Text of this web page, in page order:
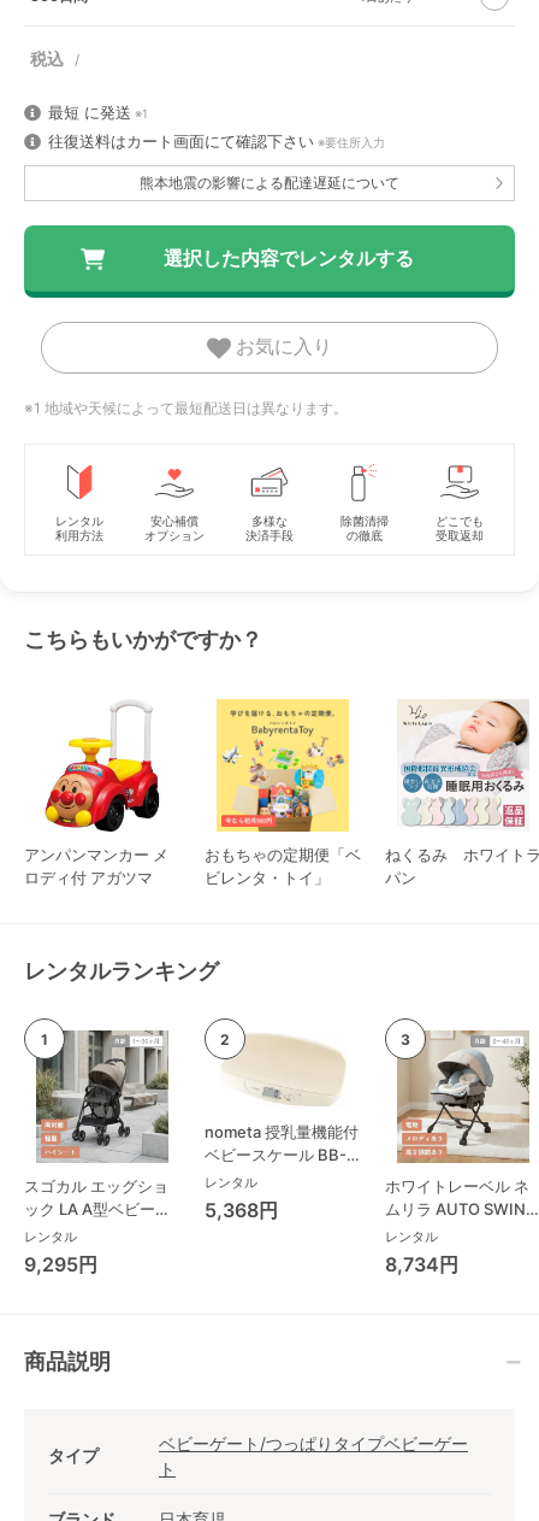
最短 に発送 ※1
往復送料はカート画面にて確認下さい ※要住所入力
熊本地震の影響による配達遅延について
お気に入り
※1 地域や天候によって最短配送日は異なります。
レンタル
利用方法
安心補償
オプション
多様な
決済手段
除菌清掃
の徹底
どこでも
受取返却
こちらもいかがですか？
アンパンマンカー メ
ロディ付 アガツマ
おもちゃの定期便「ベ
ビレンタ・トイ」
ねくるみ ホワイト
パン
レンタルランキング
スゴカル エッグショ
ック LA A型ベビーカ
ー コンビ(Combi)
レンタル
9,295円
nometa 授乳量機能付
ベビースケール BB-
105 タニタ(TANITA)
ベビースケール・体重
計
レンタル
5,368円
ホワイトレーベル ネ
ムリラ AUTO SWING
BEDi Long スリープ
シェル EG コンビ
(Combi) ハイローチ
レンタル
8,734円
商品説明
タイプ
ベビーゲート/つっぱりタイプベビーゲー
ト